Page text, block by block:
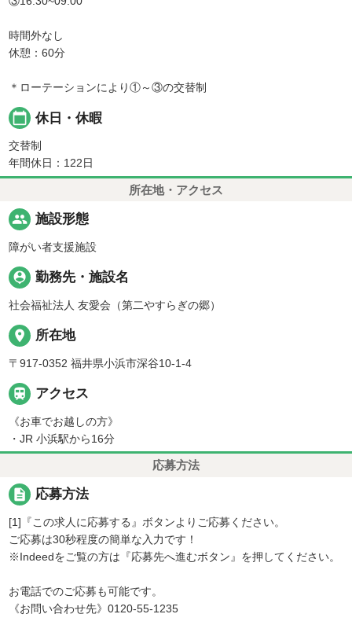
時間外なし
休憩：60分
＊ローテーションにより①～③の交替制
calendar_today 休日・休暇
交替制
年間休日：122日
所在地・アクセス
people 施設形態
障がい者支援施設
person_pin 勤務先・施設名
社会福祉法人 友愛会（第二やすらぎの郷）
place 所在地
〒917-0352 福井県小浜市深谷10-1-4
 アクセス
《お車でお越しの方》
・JR 小浜駅から16分
応募方法
description 応募方法
[1]『この求人に応募する』ボタンよりご応募ください。
ご応募は30秒程度の簡単な入力です！
※Indeedをご覧の方は『応募先へ進むボタン』を押してください。
お電話でのご応募も可能です。
《お問い合わせ先》0120-55-1235